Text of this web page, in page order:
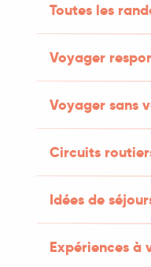
Toutes les
Voyager
Voyager sans
Circuits
Idées de
Expériences à
à 2km
erreur